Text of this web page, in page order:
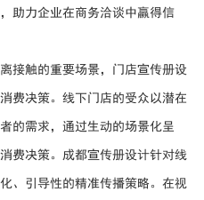
助力企业在商务洽谈中赢得信
接触的重要场景，门店宣传册设
费决策。线下门店的受众以潜在
的需求，通过生动的场景化呈
费决策。成都宣传册设计针对线
、引导性的精准传播策略。在视